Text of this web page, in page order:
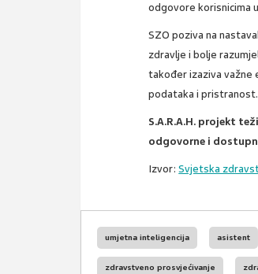
odgovore korisnicima
SZO poziva na
zdravlje i bolje
također izaziva
podataka i pristranost.
S.A.R.A.H. projekt
odgovorne i
Izvor:Svjetska
umjetna inteligencija asistent
zdravstveno prosvjećivanje